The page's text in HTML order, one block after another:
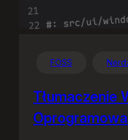
FOSS
Tłumaczenie